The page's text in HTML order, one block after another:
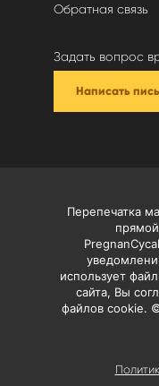
Обратная связь
Задать вопрос
Написать
Перепечатка
использует
сайта, Вы
файлов cookie.